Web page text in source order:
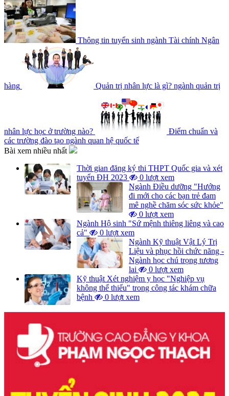
Thông tin tuyển sinh ngành Tài chính Ngân
hàng Quản trị nhân lực là gì? ngành quản trị
nhân lực học ở trường nào?
Điểm chuẩn và
các trường đào tạo ngành quan hệ quốc tế
Bài xem nhiều nhất
Thời gian đăng ký thi THPT Quốc gia và xét
tuyển ĐH 2023
0 lượt xem
Ngành Điều dưỡng "Hướng
đi mới cho các bạn trẻ đam
mê nghề chăm sóc sức khỏe"
0 lượt xem
Ngành Hộ sinh "Sứ mệnh thiêng liêng và cao
cả"
0 lượt xem
Ngành Kỹ thuật Vật Lý Trị
Liệu và phục hồi chức năng -
Ngành học chú trọng tương
lai
0 lượt xem
Kỹ thuật Xét nghiệm y học "Nghiệp vụ
không thể thiếu" trong công tác khám chữa
bệnh
0 lượt xem